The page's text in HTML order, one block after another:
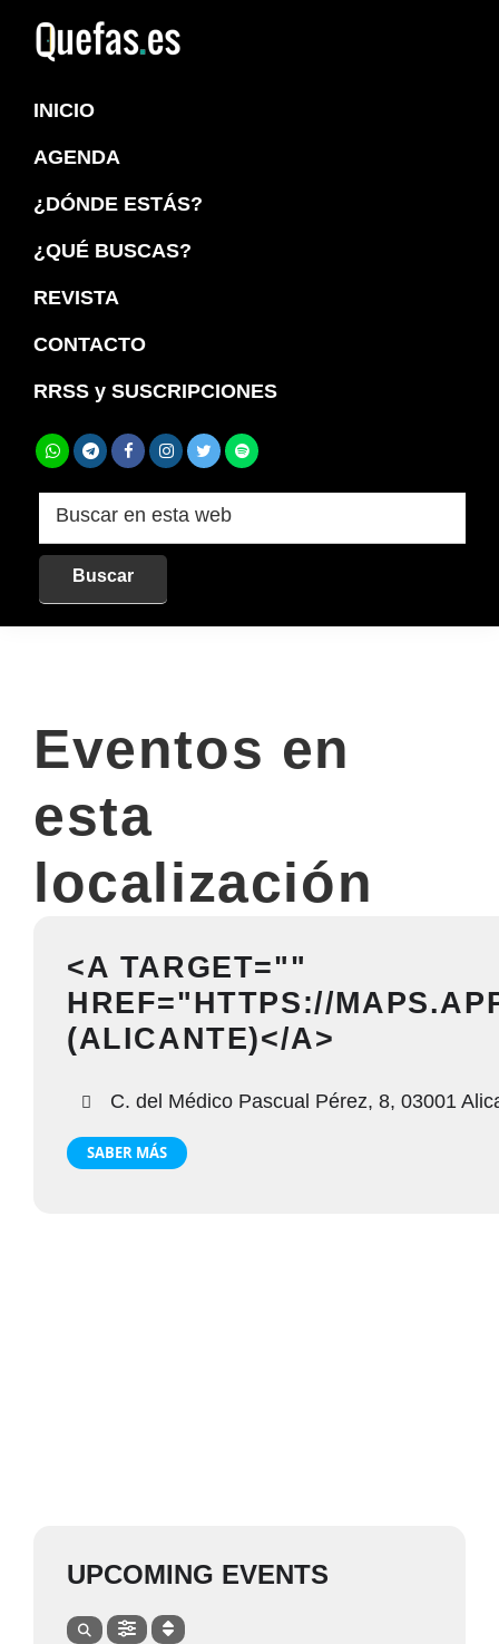
navegación
principal
principal
INICIO
AGENDA
¿DÓNDE ESTÁS?
¿QUÉ BUSCAS?
REVISTA
CONTACTO
RRSS y SUSCRIPCIONES
Buscar
web
Eventos en
esta
localización
<A TARGET=""
HREF="HTTPS://
(ALICANTE)</A>
C. del Médico Pascual Pérez, 8, 03001
SABER MÁS
UPCOMING EVENTS